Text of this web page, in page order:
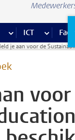
meer Financiën
ICT meer
je aan voor de